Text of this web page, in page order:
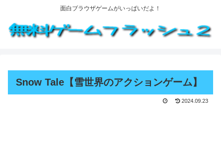
面白ブラウザゲームがいっぱいだよ！
Snow Tale【雪世界のアクションゲーム】
2024.09.23